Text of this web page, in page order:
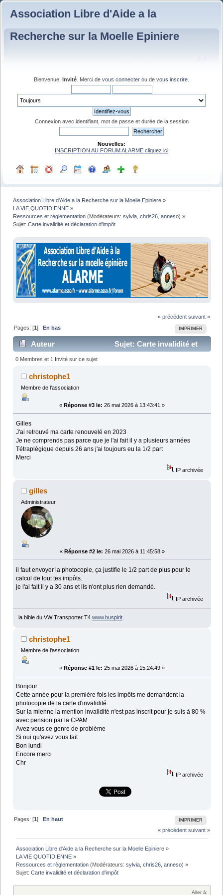
Association Libre d'Aide a la
Recherche sur la Moelle Epiniere
Bienvenue, Invité . Merci de vous connecter ou de vous inscrire
Connexion avec identifiant, mot de passe et durée de la session
Nouvelles:
INSCRIPTION AU FORUM ALARME cliquez ici
Association Libre d'Aide a la Recherche sur la Moelle Epiniere »
LA VIE QUOTIDIENNE »
Ressources et règlementation (Modérateurs:sylvia ,chris26 ,anneso) »
Sujet:Carte invalidité et déclaration d'impôt
« précédent suivant »
IMPRIMER
Pages: [1] En bas
Auteur
Sujet: Carte invalidité et
déclaration d'impôt (Lu 11914 fois)
0 Membres et 1 Invité sur ce sujet
christophe1
Membre de l'association
« Réponse #3 le: 26 mai 2026 à 13:43:41 »
Gilles
J'ai retrouvé ma carte renouvelé en 2023
Je ne comprends pas parce que je l'ai fait il y a plusieurs années
Tétraplégique depuis 26 ans j'ai toujours eu la 1/2 part
Merci
IP archivée
gilles
Administrateur
« Réponse #2 le: 26 mai 2026 à 11:45:58 »
il faut envoyer la photocopie, ça justifie le 1/2 part de plus pour le
calcul de tout tes impôts.
je l'ai fait il y a 30 ans et ils n'ont plus rien demandé.
IP archivée
la bible du VW Transporter T4 www.buspirit.
christophe1
Membre de l'association
« Réponse #1 le: 25 mai 2026 à 15:24:49 »
Bonjour
Cette année pour la première fois les impôts me demandent la
photocopie de la carte d'invalidité
Sur la mienne la mention invalidité n'est pas inscrit pour je suis à 80 %
avec pension par la CPAM
Avez-vous ce genre de problème
Si oui qu'avez vous fait
Bon lundi
Encore merci
Chr
IP archivée
IMPRIMER
Pages: [1]
En haut
« précédent suivant »
Association Libre d'Aide a la Recherche sur la Moelle Epiniere »
LA VIE QUOTIDIENNE »
Ressources et règlementation (Modérateurs:sylvia ,chris26 ,anneso) »
Sujet:Carte invalidité et déclaration d'impôt
Aller à: